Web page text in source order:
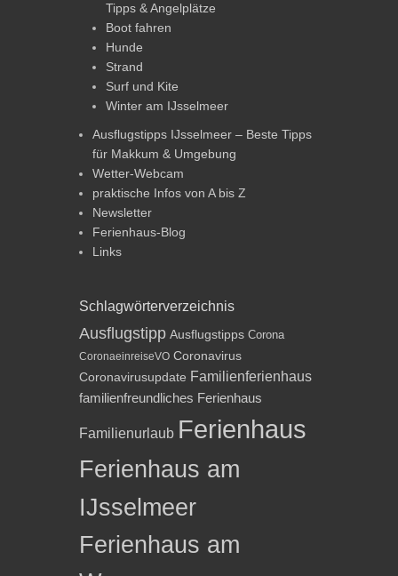
Tipps & Angelplätze
Boot fahren
Hunde
Strand
Surf und Kite
Winter am IJsselmeer
Ausflugstipps IJsselmeer – Beste Tipps
für Makkum & Umgebung
Wetter-Webcam
praktische Infos von A bis Z
Newsletter
Ferienhaus-Blog
Links
Schlagwörterverzeichnis
Ausflugstipp Ausflugstipps Corona
CoronaeinreiseVO Coronavirus
Coronavirusupdate Familienferienhaus
familienfreundliches Ferienhaus
Familienurlaub Ferienhaus
Ferienhaus am
IJsselmeer
Ferienhaus am